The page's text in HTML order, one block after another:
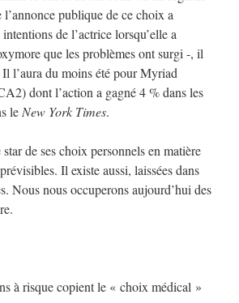
publique de ce choix a
de l’actrice lorsqu’elle a
que les problèmes ont surgi -, il
l’aura du moins été pour Myriad
dont l’action a gagné 4 % dans les
le New York Times.
de ses choix personnels en matière
Il existe aussi, laissées dans
Nous nous occuperons aujourd’hui des
à risque copient le « choix médical »